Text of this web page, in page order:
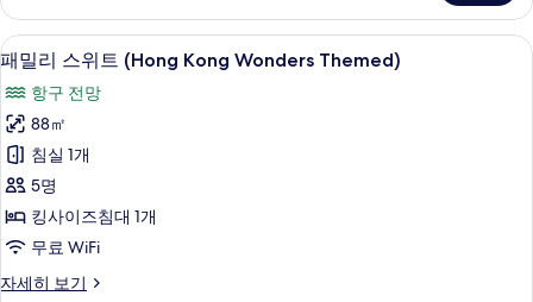
Cove)
사
진
모
두
보
기
즈
침
대
개
(Fishermans
Cove)
자
세
히
보
기
패
밀
리
스
위
트
(Hong
Kong
Wonders
6
패밀리 스위트 (Hong Kong Wonders Themed)
항구 전망
88㎡
침실 1개
5명
킹사이즈침대 1개
무료 WiFi
자세히 보기
패